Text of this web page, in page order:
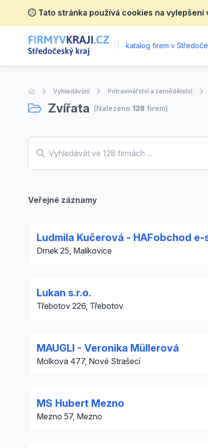
Tato stránka používá cookies na
katalog firem v
Úvodní stránka
Vyhledávání Potravinářství a zemědělství
Zvířata (Nalezeno 128 firem)
Veřejné záznamy
Ludmila Kučerová - HAFobchod
Drnek 25, Malíkovice
Lukan s.r.o.
Třebotov 226, Třebotov
MAUGLI - Veronika Müllerová
Molkova 477, Nové Strašecí
MS Hubert Mezno
Mezno 57, Mezno